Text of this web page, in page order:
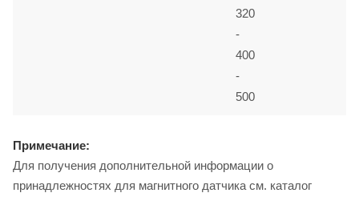
320
-
400
-
500
Примечание:
Для получения дополнительной информации о
принадлежностях для магнитного датчика см. каталог